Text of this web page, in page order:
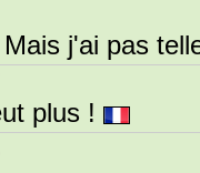
j'ai pas
plus !